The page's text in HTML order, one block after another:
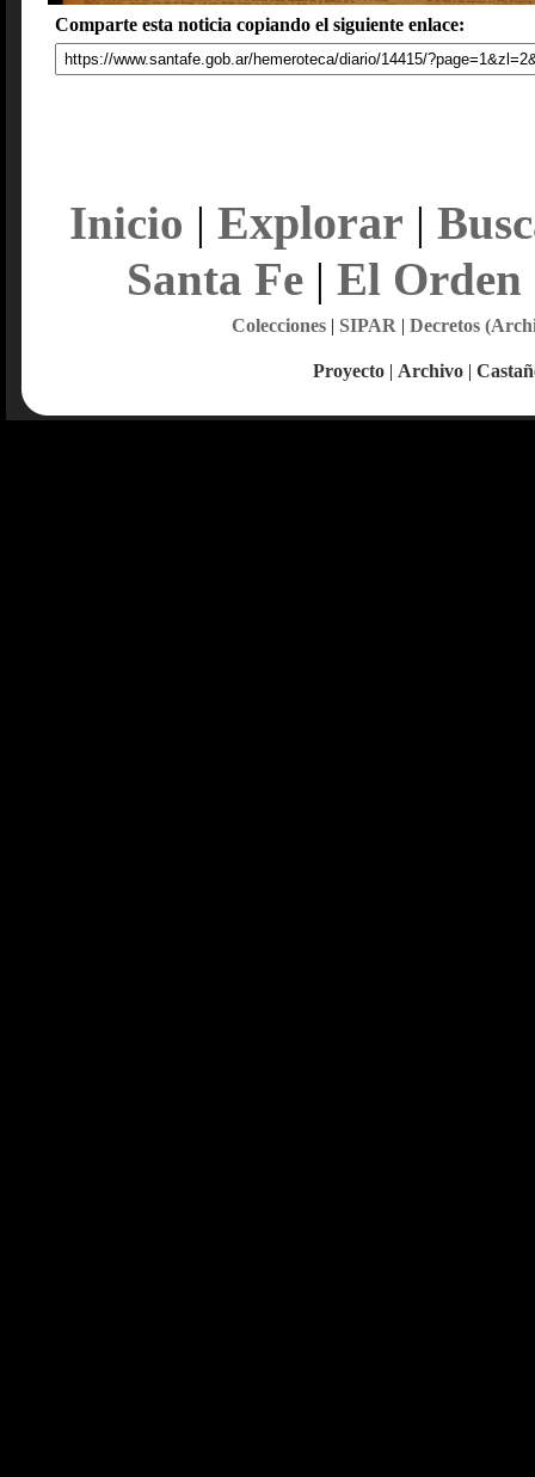
Comparte esta noticia copiando el siguiente enlace:
Inicio | Explorar |
Santa Fe| El Orden
Colecciones| SIPAR | Decretos
Proyecto | Archivo |